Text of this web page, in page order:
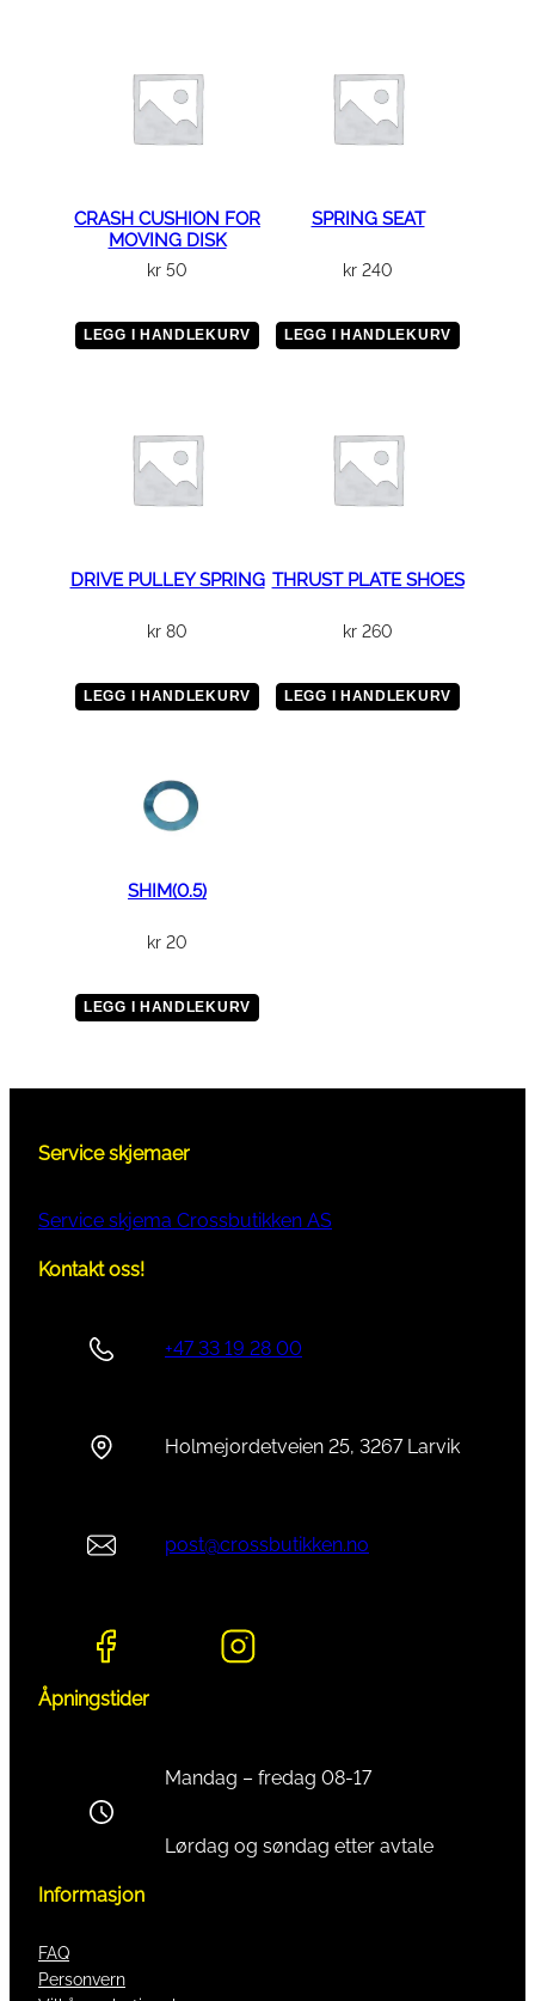
CRASH CUSHION FOR
MOVING DISK
kr 50
LEGG I HANDLEKURV
SPRING SEAT
kr 240
LEGG I HANDLEKURV
DRIVE PULLEY SPRING
kr 80
LEGG I HANDLEKURV
THRUST PLATE SHOES
kr 260
LEGG I HANDLEKURV
SHIM(0.5)
kr 20
LEGG I HANDLEKURV
Service skjemaer
Service skjema Crossbutikken AS
Kontakt oss!
+47 33 19 28 00
Holmejordetveien 25, 3267 Larvik
post@crossbutikken.no
Åpningstider
Mandag – fredag 08-17
Lørdag og søndag etter avtale
Informasjon
FAQ
Personvern